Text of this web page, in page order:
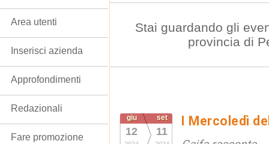
Stai guardando gli
provincia di
giu
12
set
11
I Mercoledì
Area utenti
Inserisci azienda
Approfondimenti
Redazionali
Fare promozione